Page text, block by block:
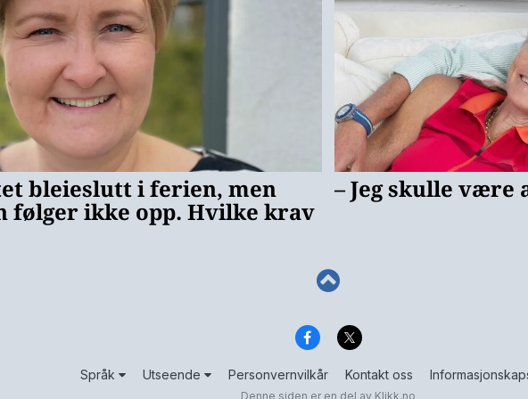
Språk Utseende Personvernvilkår Kontakt oss
Denne siden er en del av Klikk.no